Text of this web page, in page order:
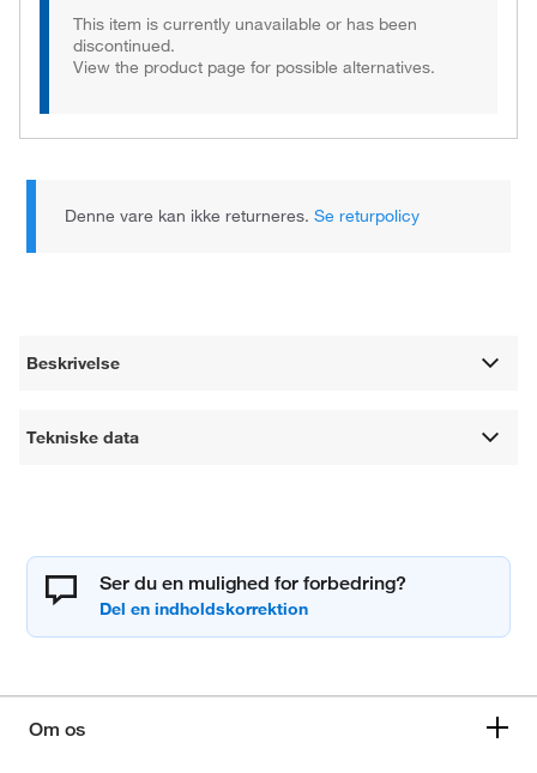
This item is currently unavailable or has been
discontinued.
View the product page for possible alternatives.
Denne vare kan ikke returneres.Se returpolicy
Beskrivelse
Tekniske data
Ser du en mulighed for forbedring?
Om os